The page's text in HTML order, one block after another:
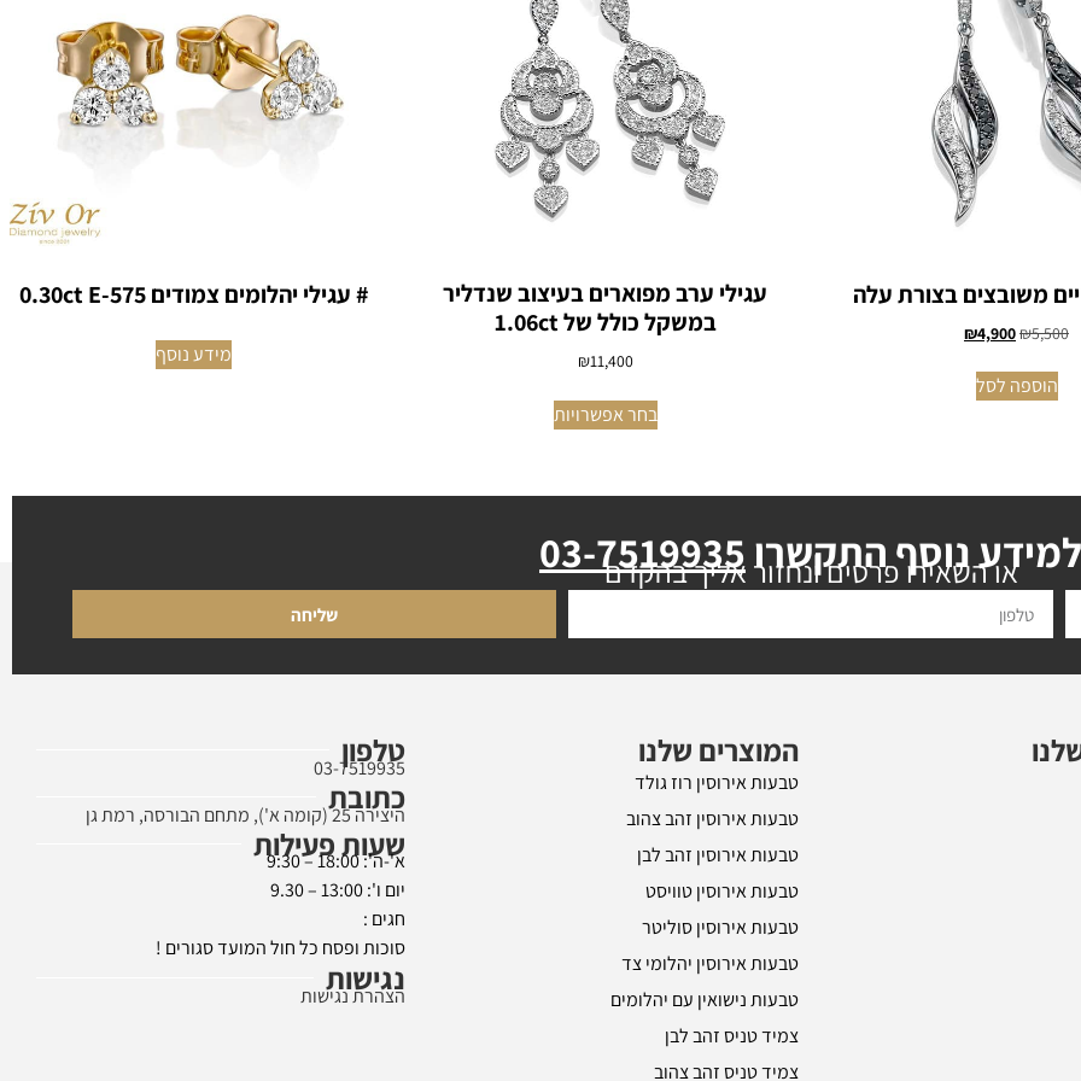
משובצים בצורת עלה
₪5,500
₪4,900
הוספה לסל
עגילי ערב מפוארים בעיצוב שנדליר
במשקל כולל של 1.06ct
₪11,400
בחר אפשרויות
# עגילי יהלומים צמודים 0.30ct E-575
מידע נוסף
למידע נוסף התקשרו03-7519935
או השאירו פרטים ונחזור אליך בהקדם
שליחה
המוצרים שלנו
טבעות אירוסין רוז גולד
טבעות אירוסין זהב צהוב
טבעות אירוסין זהב לבן
טבעות אירוסין טוויסט
טבעות אירוסין סוליטר
טבעות אירוסין יהלומי צד
טבעות נישואין עם יהלומים
צמיד טניס זהב לבן
צמיד טניס זהב צהוב
טלפון
03-7519935
כתובת
היצירה 25 (קומה א'), מתחם הבורסה, רמת גן
שעות פעילות
א'-ה': 18:00 – 9:30
יום ו': 13:00 – 9.30
חגים :
סוכות ופסח כל חול המועד סגורים !
נגישות
הצהרת נגישות